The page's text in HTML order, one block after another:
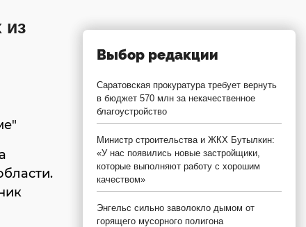
из
Выбор редакции
Саратовская прокуратура требует вернуть
в бюджет 570 млн за некачественное
благоустройство
Министр строительства и ЖКХ Бутылкин:
«У нас появились новые застройщики,
которые выполняют работу с хорошим
качеством»
Энгельс сильно заволокло дымом от
горящего мусорного полигона